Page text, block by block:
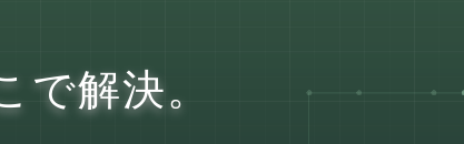
解決。